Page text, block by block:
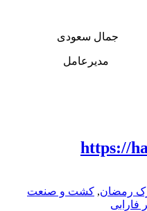
https://
رمضان, کشت و صنعت
فارابی